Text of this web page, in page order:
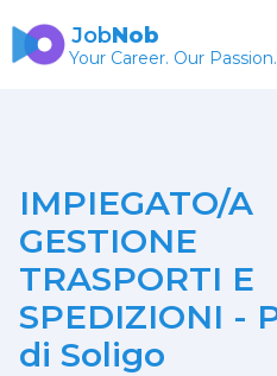
JobNob
Your Career. Our Passion.
IMPIEGATO/A
GESTIONE
TRASPORTI E
SPEDIZIONI -
di Soligo